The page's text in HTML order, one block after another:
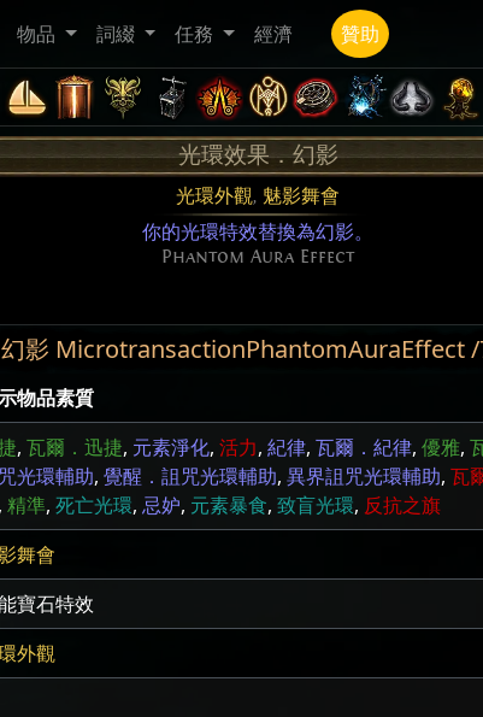
物品 詞綴 任務 經濟 贊助
光環效果．幻影
光環外觀, 魅影舞會
你的光環特效替換為幻影。
Phantom Aura Effect
影 MicrotransactionPhantomAuraEffect
物品素質
, 瓦爾．迅捷, 元素淨化, 活力, 紀律, 瓦爾．紀律, 優雅,
光環輔助, 覺醒．詛咒光環輔助, 異界詛咒光環輔助, 瓦
, 精準, 死亡光環, 忌妒, 元素暴食, 致盲光環, 反抗之旗
舞會
寶石特效
外觀